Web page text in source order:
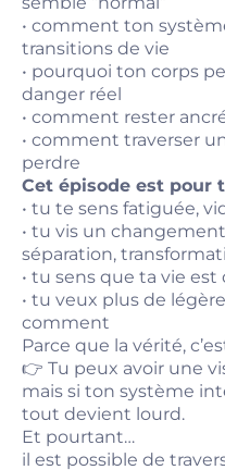
• comment ton
transitions de vie
• pourquoi ton corps
danger réel
• comment rester
• comment traverser
perdre
Cet épisode est pour
• tu te sens fatiguée,
• tu vis un
séparation,
• tu sens que ta vie
• tu veux plus de
comment
Parce que la vérité,
👉 Tu peux avoir une
mais si ton système
tout devient lourd.
Et pourtant…
il est possible de